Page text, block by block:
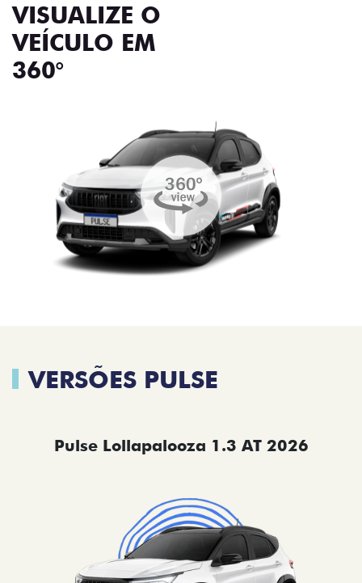
VISUALIZE O
VEÍCULO EM
360°
VERSÕES PULSE
Pulse Lollapalooza 1.3 AT 2026